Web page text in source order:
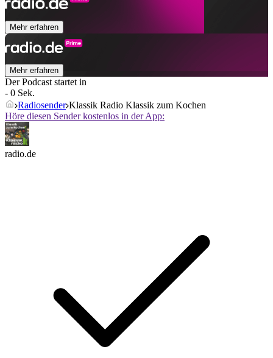
Mehr erfahren
Mehr erfahren
Der Podcast startet in
- 0 Sek.
Radiosender Klassik Radio Klassik zum Kochen
Höre diesen Sender kostenlos in der App:
radio.de